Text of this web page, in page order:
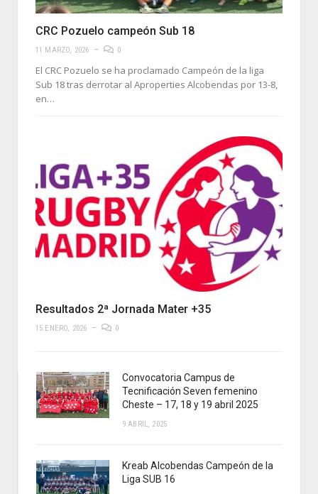
CRC Pozuelo campeón Sub 18
11 MARZO, 2026 0
El CRC Pozuelo se ha proclamado Campeón de la liga
Sub 18 tras derrotar al Aproperties Alcobendas por 13-8,
en…
Resultados 2ª Jornada Mater +35
15 ENERO, 2026 0
Convocatoria Campus de
Tecnificación Seven femenino
Cheste – 17, 18 y 19 abril 2025
9 ABRIL, 2025
Kreab Alcobendas Campeón de la
Liga SUB 16